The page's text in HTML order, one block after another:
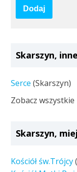
Dodaj
Skarszyn,
Serce (Skarszyn)
Zobacz
Skarszyn,
Kościół św.Trójcy